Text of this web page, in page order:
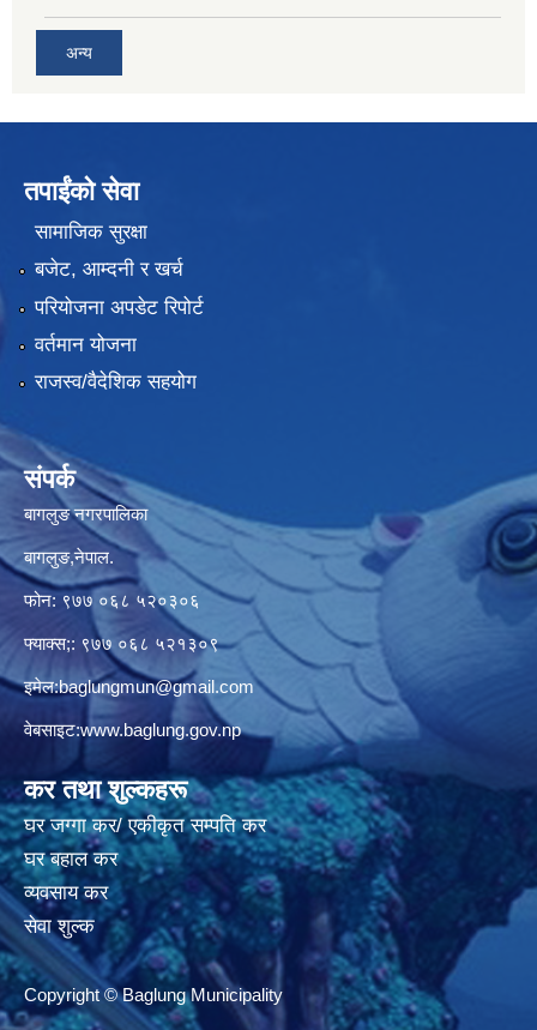
अन्य
तपाईंको सेवा
सामाजिक सुरक्षा
बजेट, आम्दनी र खर्च
परियोजना अपडेट रिपोर्ट
वर्तमान योजना
राजस्व/वैदेशिक सहयोग
संपर्क
बागलुङ नगरपालिका
बागलुङ,नेपाल.
फोन: ९७७ ०६८ ५२०३०६
फ्याक्स;: ९७७ ०६८ ५२१३०९
इमेल:baglungmun@gmail.com
वेबसाइट:www.baglung.gov.np
कर तथा शुल्कहरू
घर जग्गा कर/ एकीकृत सम्पति कर
घर बहाल कर
व्यवसाय कर
सेवा शुल्क
Copyright © Baglung Municipality